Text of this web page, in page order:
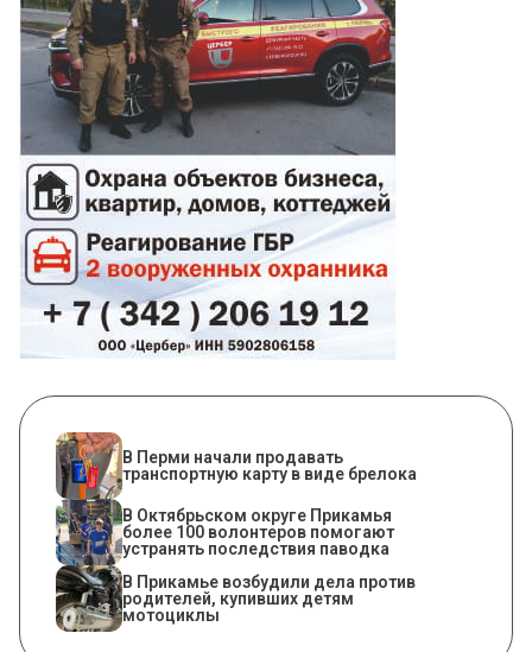
В Перми начали продавать
транспортную карту в виде брелока
В Октябрьском округе Прикамья
более 100 волонтеров помогают
устранять последствия паводка
В Прикамье возбудили дела против
родителей, купивших детям
мотоциклы